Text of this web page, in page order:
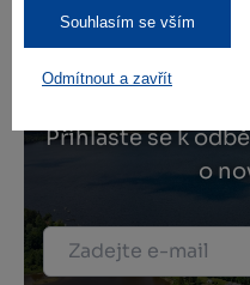
Souhlasím se vším
Odmítnout a zavřít
Zamilujte
Přihlaste se k
o